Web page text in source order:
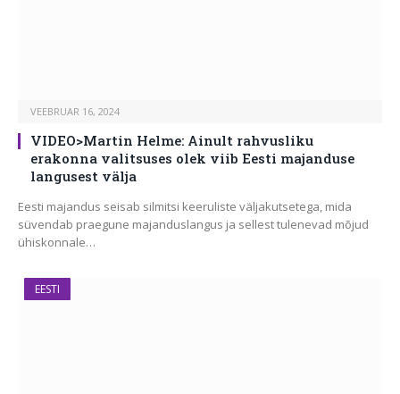
VEEBRUAR 16, 2024
VIDEO>Martin Helme: Ainult rahvusliku
erakonna valitsuses olek viib Eesti majanduse
langusest välja
Eesti majandus seisab silmitsi keeruliste väljakutsetega, mida
süvendab praegune majanduslangus ja sellest tulenevad mõjud
ühiskonnale…
EESTI